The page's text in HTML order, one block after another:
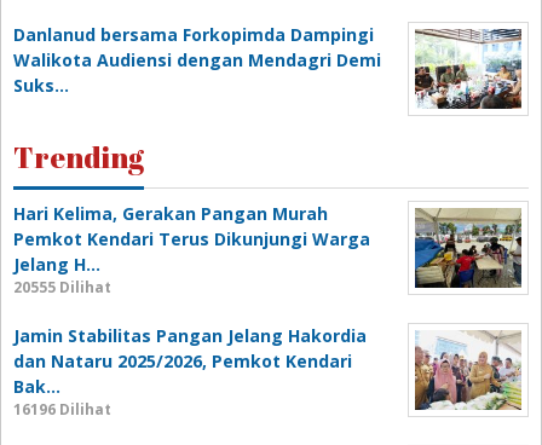
Danlanud bersama Forkopimda Dampingi
Walikota Audiensi dengan Mendagri Demi
Suks…
Trending
Hari Kelima, Gerakan Pangan Murah
Pemkot Kendari Terus Dikunjungi Warga
Jelang H…
20555 Dilihat
Jamin Stabilitas Pangan Jelang Hakordia
dan Nataru 2025/2026, Pemkot Kendari
Bak…
16196 Dilihat